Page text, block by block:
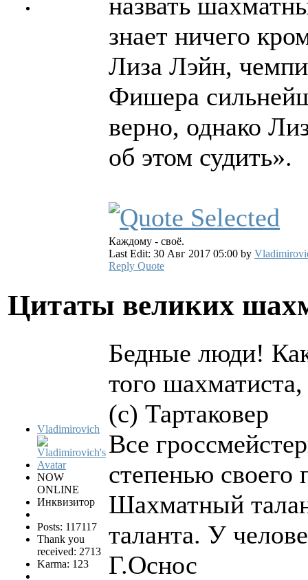
знает ничего
Лиза Лэйн,
Фишера
верно, однако
об этом судить».
Каждому - своё.
Last Edit: 30 Авг 2017 05:00 by
Reply Quote
Цитаты великих
Vladimirovich
NOW
ONLINE
Инквизитор
Posts: 117117
Thank you
received: 2713
Karma: 123
Бедные люди!
того
(с) Тартаковер
Все
степенью своего
Шахматный
таланта. У
Г.Оснос